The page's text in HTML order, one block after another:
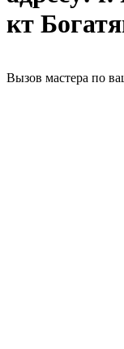
кт
Вызов мастера по